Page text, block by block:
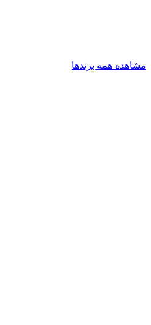
مشاهده همه برندها